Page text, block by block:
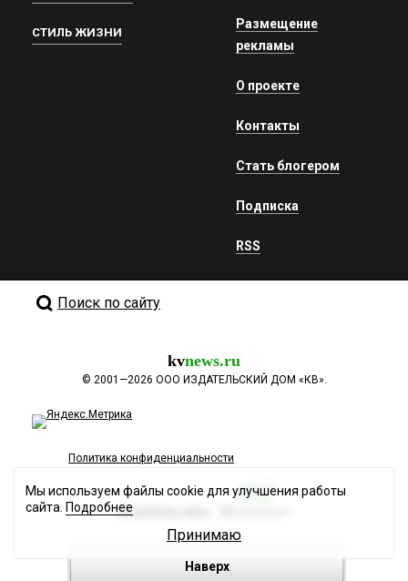
СТИЛЬ ЖИЗНИ
Размещение
рекламы
О проекте
Контакты
Стать блогером
Подписка
RSS
Поиск по сайту
kvnews.ru
© 2001—2026 ООО ИЗДАТЕЛЬСКИЙ ДОМ «КВ».
Политика конфиденциальности
Разработка сайта
Наверх
Мы используем файлы cookie для улучшения работы
сайта. Подробнее
Принимаю